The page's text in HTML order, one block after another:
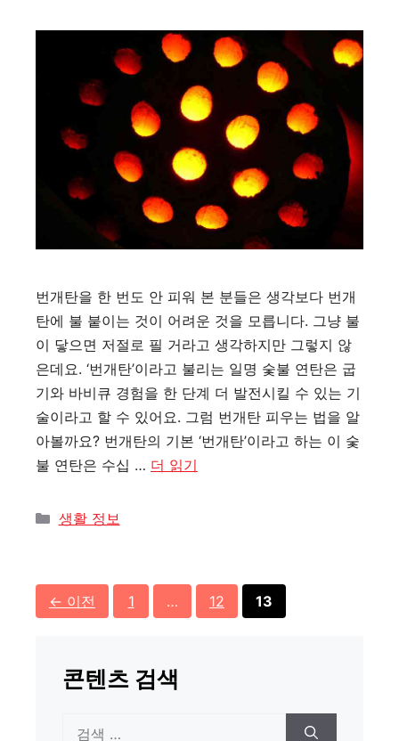
번개탄을 한 번도 안 피워 본 분들은 생각보다 번개
탄에 불 붙이는 것이 어려운 것을 모릅니다. 그냥 불
이 닿으면 저절로 필 거라고 생각하지만 그렇지 않
은데요. ‘번개탄’이라고 불리는 일명 숯불 연탄은 굽
기와 바비큐 경험을 한 단계 더 발전시킬 수 있는 기
술이라고 할 수 있어요. 그럼 번개탄 피우는 법을 알
아볼까요? 번개탄의 기본 ‘번개탄’이라고 하는 이 숯
불 연탄은 수십 … 더 읽기
카
생활 정보
← 이전
페
1 …
페
12
페
13
콘텐츠 검색